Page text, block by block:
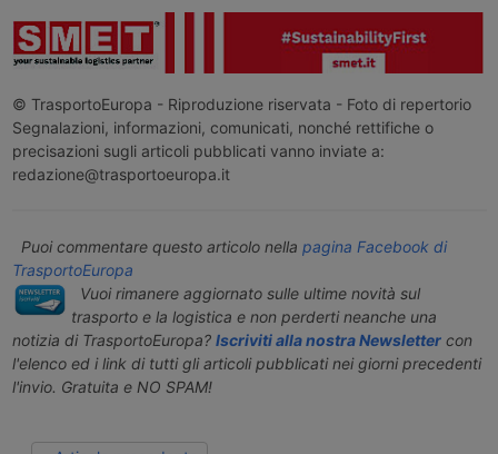
© TrasportoEuropa - Riproduzione riservata - Foto di repertorio
Segnalazioni, informazioni, comunicati, nonché rettifiche o
precisazioni sugli articoli pubblicati vanno inviate a:
redazione@trasportoeuropa.it
Puoi commentare questo articolo nella pagina Facebook di
TrasportoEuropa
Vuoi rimanere aggiornato sulle ultime novità sul
trasporto e la logistica e non perderti neanche una
notizia di TrasportoEuropa? Iscriviti alla nostra Newslettercon
l'elenco ed i link di tutti gli articoli pubblicati nei giorni precedenti
l'invio. Gratuita e NO SPAM!